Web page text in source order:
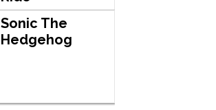
Sonic The
Hedgehog